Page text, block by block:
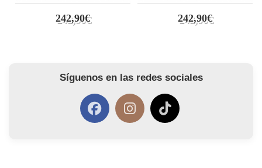
242,90€ 242,90€
Síguenos en las redes sociales